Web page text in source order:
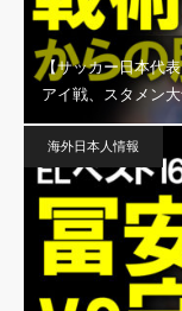
【サッカー日本代
アイ戦、スタメン
海外日本人情報